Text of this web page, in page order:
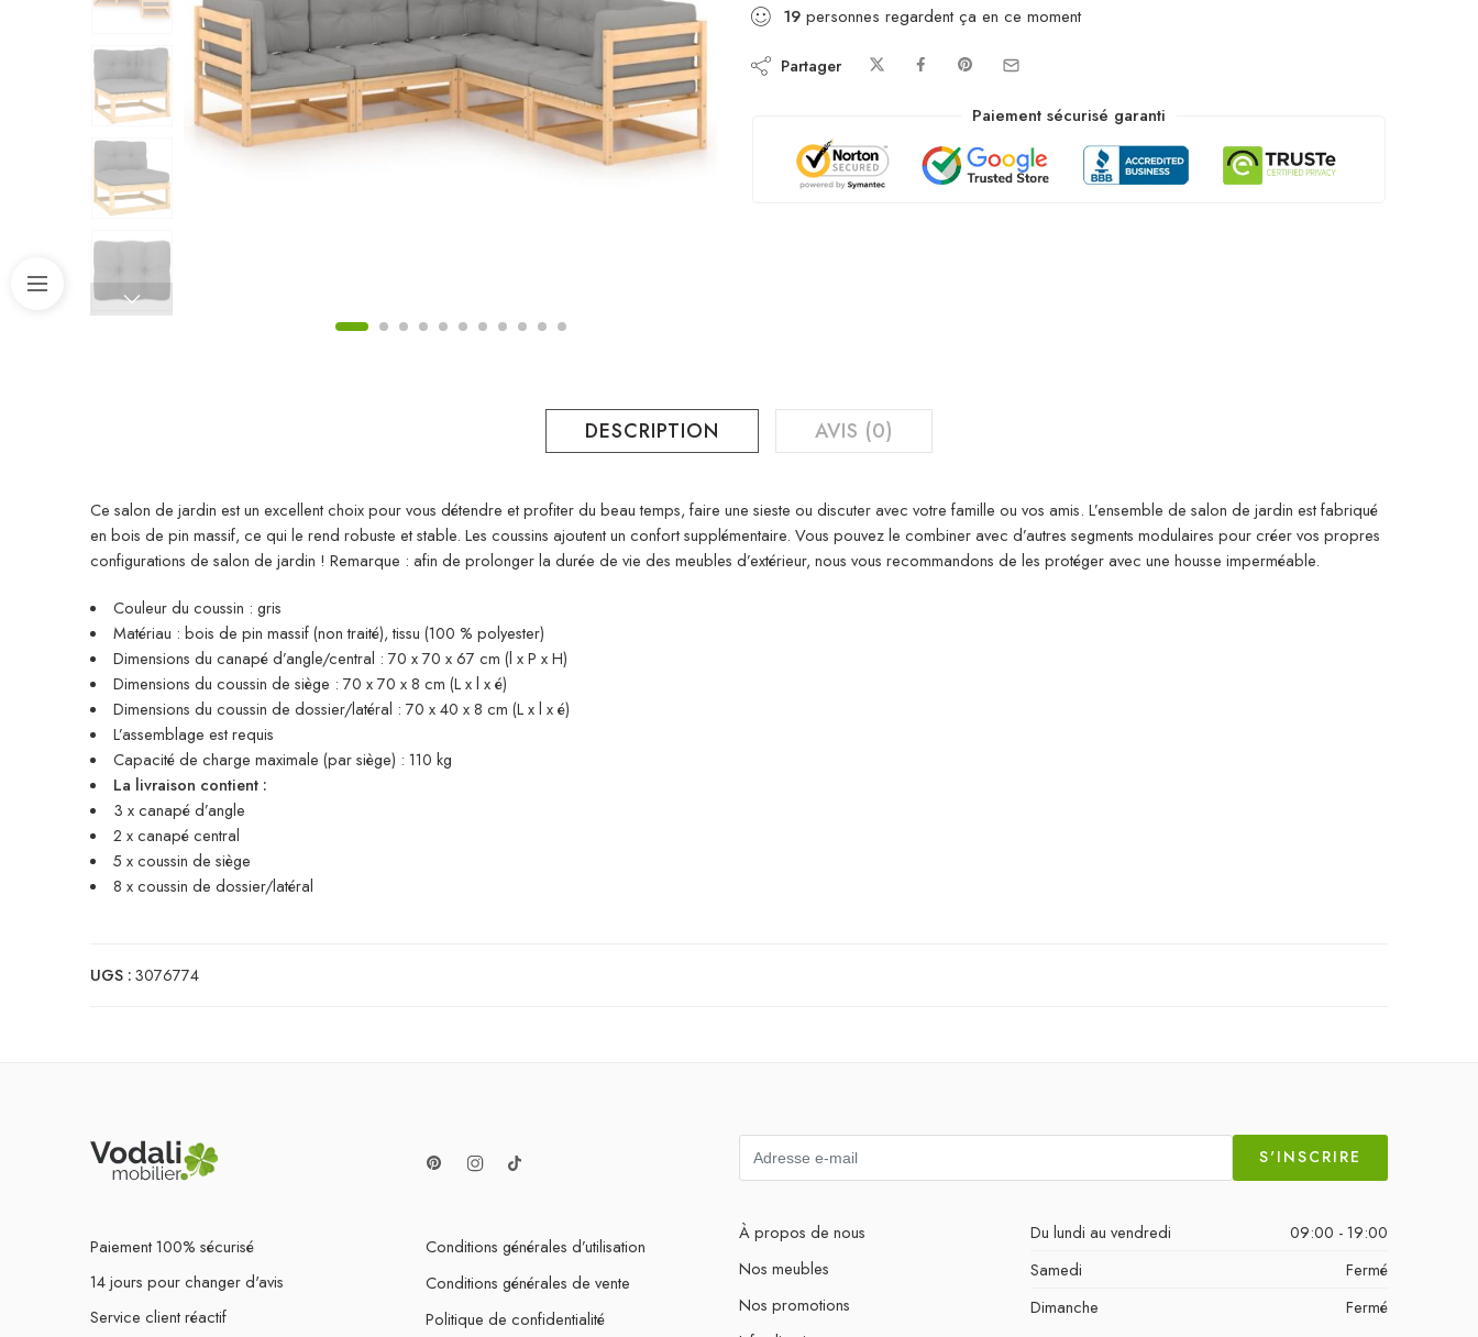
19 personnes regardent ça en ce moment
Partager
Paiement sécurisé garanti
DESCRIPTION AVIS (0)
Ce salon de jardin est un excellent choix pour vous détendre et profiter du beau temps, faire une sieste ou discuter avec votre famille ou vos amis. L’ensemble de salon de jardin est fabriqué
en bois de pin massif, ce qui le rend robuste et stable. Les coussins ajoutent un confort supplémentaire. Vous pouvez le combiner avec d’autres segments modulaires pour créer vos propres
configurations de salon de jardin ! Remarque : afin de prolonger la durée de vie des meubles d’extérieur, nous vous recommandons de les protéger avec une housse imperméable.
Couleur du coussin : gris
Matériau : bois de pin massif (non traité), tissu (100 % polyester)
Dimensions du canapé d’angle/central : 70 x 70 x 67 cm (l x P x H)
Dimensions du coussin de siège : 70 x 70 x 8 cm (L x l x é)
Dimensions du coussin de dossier/latéral : 70 x 40 x 8 cm (L x l x é)
L’assemblage est requis
Capacité de charge maximale (par siège) : 110 kg
La livraison contient :
3 x canapé d’angle
2 x canapé central
5 x coussin de siège
8 x coussin de dossier/latéral
UGS :3076774
Paiement 100% sécurisé
14 jours pour changer d'avis
Service client réactif
Conditions générales d’utilisation
Conditions générales de vente
Politique de confidentialité
S'INSCRIRE
À propos de nous
Nos meubles
Nos promotions
Du lundi au vendredi
09:00 - 19:00
Samedi
Fermé
Dimanche
Fermé